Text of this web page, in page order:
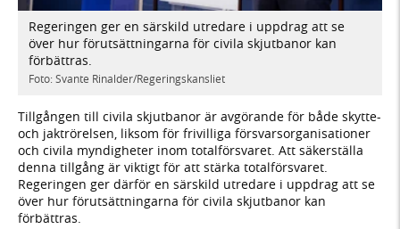
Regeringen ger en särskild utredare i uppdrag att se
över hur förutsättningarna för civila skjutbanor kan
förbättras.
Foto: Svante Rinalder/Regeringskansliet
Tillgången till civila skjutbanor är avgörande för både skytte-
och jaktrörelsen, liksom för frivilliga försvarsorganisationer
och civila myndigheter inom totalförsvaret. Att säkerställa
denna tillgång är viktigt för att stärka totalförsvaret.
Regeringen ger därför en särskild utredare i uppdrag att se
över hur förutsättningarna för civila skjutbanor kan
förbättras.